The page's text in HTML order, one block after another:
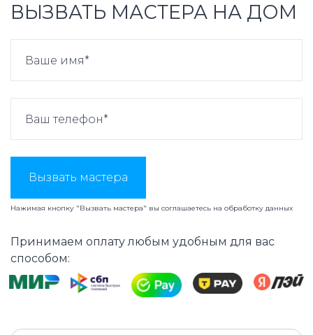
ВЫЗВАТЬ МАСТЕРА НА ДОМ
Вызвать мастера
Нажимая кнопку "Вызвать мастера" вы соглашаетесь на обработку данных
Принимаем оплату любым удобным для вас
способом: